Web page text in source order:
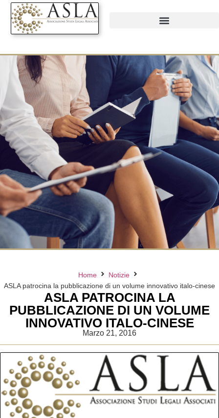
Home
Notizie
ASLA patrocina la pubblicazione di un volume innovativo italo-cinese
ASLA PATROCINA LA
PUBBLICAZIONE DI UN VOLUME
INNOVATIVO ITALO-CINESE
Marzo 21, 2016